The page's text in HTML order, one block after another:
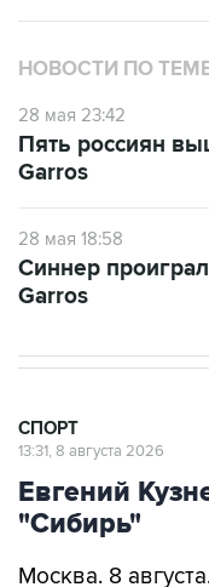
НОВОСТИ ПО
28 мая 23:42
Пять россиян
Garros
28 мая 18:58
Синнер
Garros
СПОРТ
13:31, 8 августа 2026
Евгений
"Сибирь"
Москва. 8